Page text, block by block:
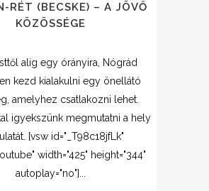
RÉT (BECSKE) – A JÖVŐ
KÖZÖSSÉGE
alig egy órányira, Nógrád
kezd kialakulni egy önellátó
amelyhez csatlakozni lehet.
igyekszünk megmutatni a hely
[vsw id="_T98c18jfLk"
width="425" height="344"
autoplay="no"]...